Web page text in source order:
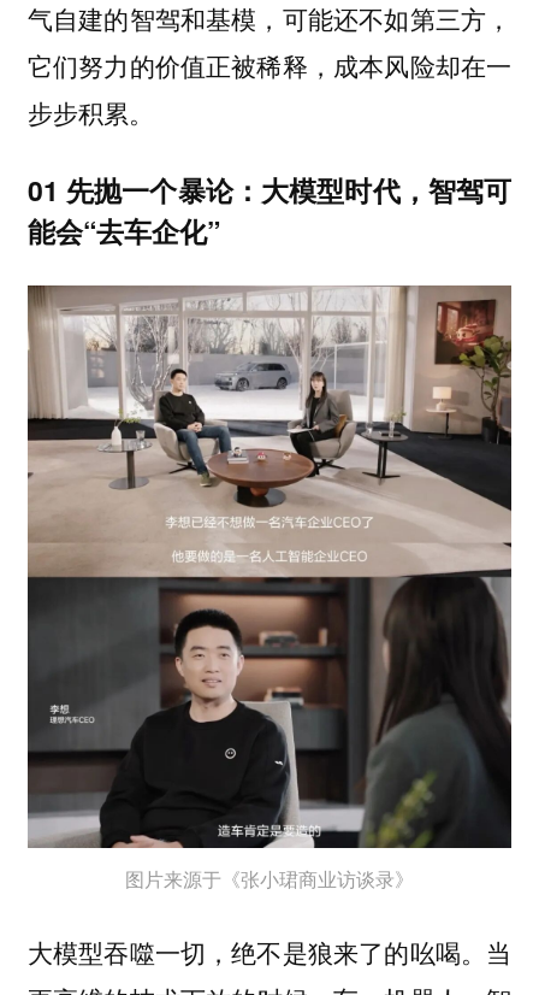
气自建的智驾和基模，可能还不如第三方，
它们努力的价值正被稀释，成本风险却在一
步步积累。
01 先抛一个暴论：大模型时代，智驾可
能会“去车企化”
图片来源于《张小珺商业访谈录》
大模型吞噬一切，绝不是狼来了的吆喝。当